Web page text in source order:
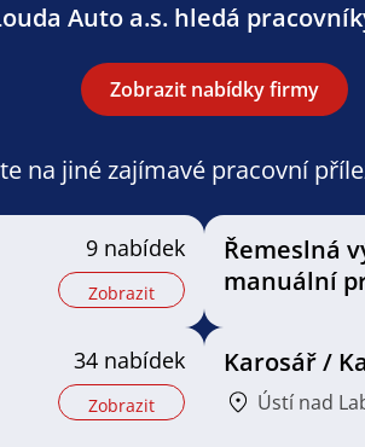
Auto a.s. hledá
Zobrazit nabídky firmy
na jiné zajímavé pracovní
9 nabídek
Zobrazit
Řemeslná
manuální
34 nabídek
Zobrazit
Karosář /
Ústí nad